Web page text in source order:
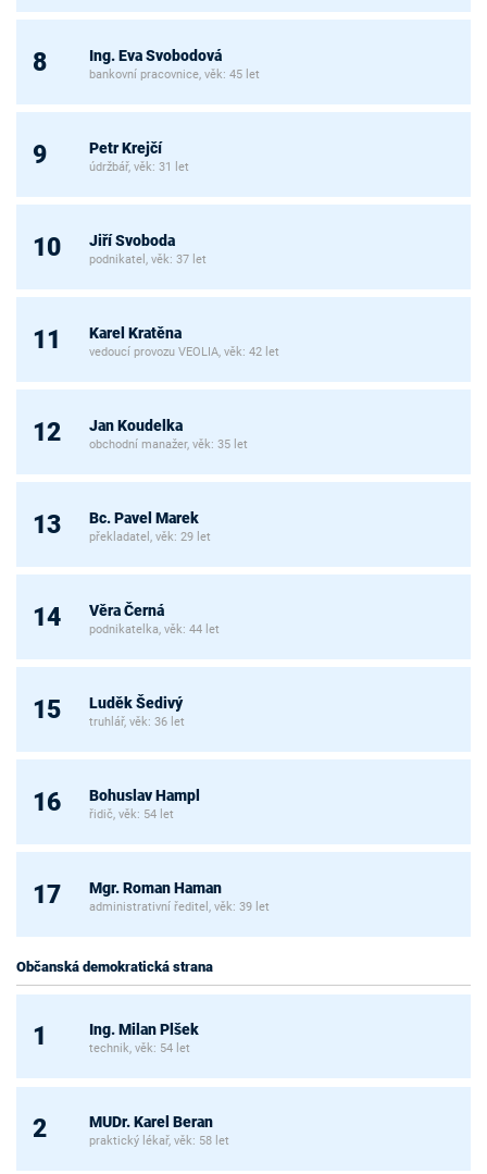
8 Ing. Eva Svobodová
bankovní pracovnice, věk: 45 let
9 Petr Krejčí
údržbář, věk: 31 let
10 Jiří Svoboda
podnikatel, věk: 37 let
11 Karel Kratěna
vedoucí provozu VEOLIA, věk: 42 let
12 Jan Koudelka
obchodní manažer, věk: 35 let
13 Bc. Pavel Marek
překladatel, věk: 29 let
14 Věra Černá
podnikatelka, věk: 44 let
15 Luděk Šedivý
truhlář, věk: 36 let
16 Bohuslav Hampl
řidič, věk: 54 let
17 Mgr. Roman Haman
administrativní ředitel, věk: 39 let
Občanská demokratická strana
1 Ing. Milan Plšek
technik, věk: 54 let
2 MUDr. Karel Beran
praktický lékař, věk: 58 let